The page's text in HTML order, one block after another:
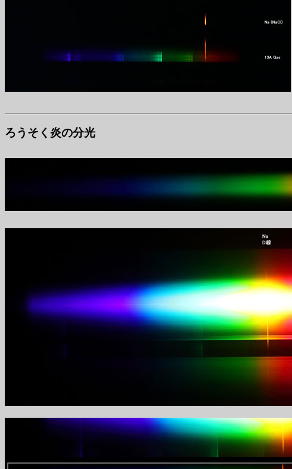
ろうそく炎の分光